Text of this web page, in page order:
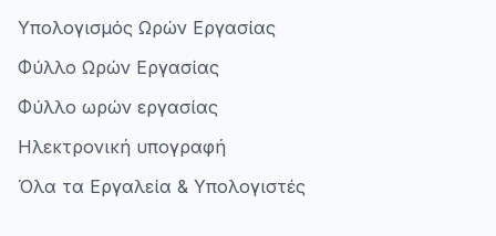
Υπολογισμός Ωρών Εργασίας
Φύλλο Ωρών Εργασίας
Φύλλο ωρών εργασίας
Ηλεκτρονική υπογραφή
Όλα τα Εργαλεία & Υπολογιστές